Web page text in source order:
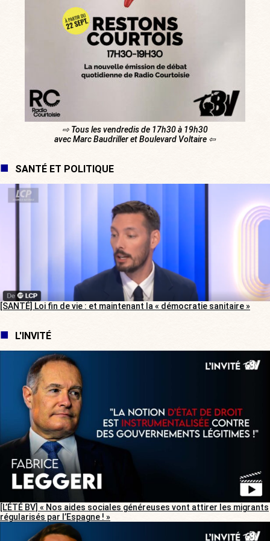
⇨ Tous les vendredis de 17h30 à 19h30
avec Marc Baudriller et Boulevard Voltaire ⇦
SANTÉ ET POLITIQUE
[SANTÉ] Loi fin de vie : et maintenant la « démocratie sanitaire »
L'INVITÉ
[L’ÉTÉ BV] « Nos aides sociales généreuses vont attirer les migrants
régularisés par l’Espagne ! »